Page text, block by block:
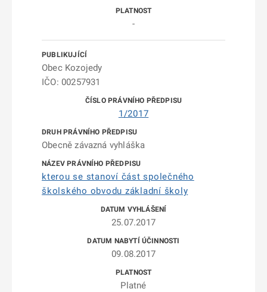
-
Obec Kozojedy
IČO: 00257931
1/2017
Obecně závazná vyhláška
kterou se stanoví část společného
školského obvodu základní školy
25.07.2017
09.08.2017
Platné